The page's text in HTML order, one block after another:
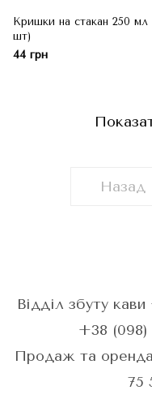
Кришки на стакан 250 мл
шт)
44 грн
Назад
Відділ збуту
+38 (098)
Продаж та
75